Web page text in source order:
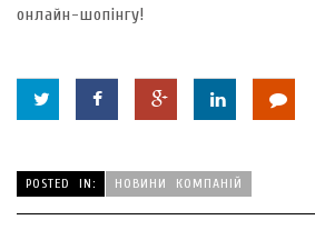
онлайн-шопінгу!
POSTED IN: НОВИНИ КОМПАНІЙ